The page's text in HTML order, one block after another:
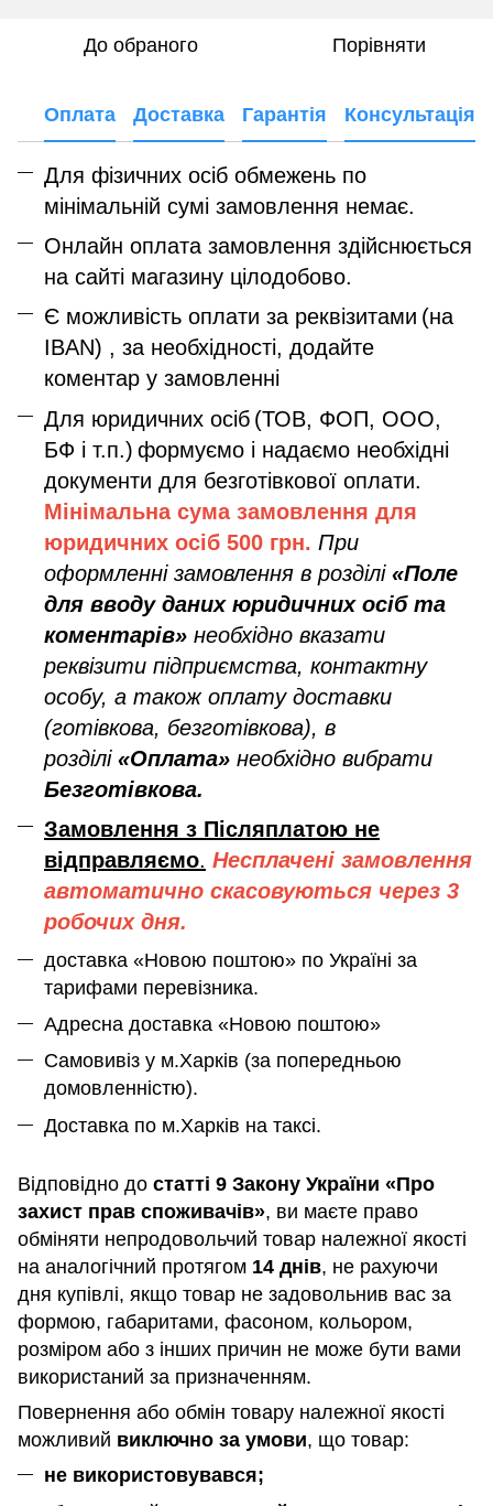
До обраного Порівняти
Оплата Доставка Гарантія Консультація
Для фізичних осіб обмежень по
мінімальній сумі замовлення немає.
Онлайн оплата замовлення здійснюється
на сайті магазину цілодобово.
Є можливість оплати за реквізитами (на
IBAN) , за необхідності, додайте
коментар у замовленні
Для юридичних осіб (ТОВ, ФОП, ООО,
БФ і т.п.) формуємо і надаємо необхідні
документи для безготівкової оплати.
Мінімальна сума замовлення для
юридичних осіб 500 грн. При
оформленні замовлення в розділі «Поле
для вводу даних юридичних осіб та
коментарів» необхідно вказати
реквізити підприємства, контактну
особу, а також оплату доставки
(готівкова, безготівкова), в
розділі «Оплата» необхідно вибрати
Безготівкова.
Замовлення з Післяплатою не
відправляємо. Несплачені замовлення
автоматично скасовуються через 3
робочих дня.
доставка «Новою поштою» по Україні за
тарифами перевізника.
Адресна доставка «Новою поштою»
Самовивіз у м.Харків (за попередньою
домовленністю).
Доставка по м.Харків на таксі.
Відповідно до статті 9 Закону України «Про
захист прав споживачів», ви маєте право
обміняти непродовольчий товар належної якості
на аналогічний протягом 14 днів, не рахуючи
дня купівлі, якщо товар не задовольнив вас за
формою, габаритами, фасоном, кольором,
розміром або з інших причин не може бути вами
використаний за призначенням.
Повернення або обмін товару належної якості
можливий виключно за умови, що товар:
не використовувався;